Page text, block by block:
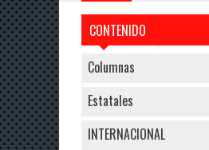
CONTENIDO
Columnas
Estatales
INTERNACIONAL